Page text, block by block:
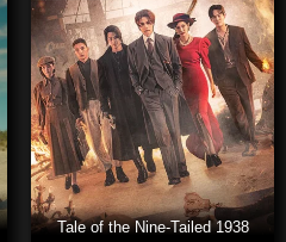
Tale of the Nine-Tailed 1938